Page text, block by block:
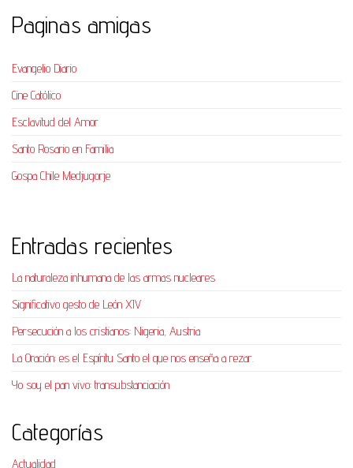
Paginas amigas
Evangelio Diario
Cine Católico
Esclavitud del Amor
Santo Rosario en Familia
Gospa Chile Medjugorje
Entradas recientes
La naturaleza inhumana de las armas nucleares
Significativo gesto de León XIV
Persecución a los cristianos: Nigeria, Austria
La Oración: es el Espíritu Santo el que nos enseña a rezar.
Yo soy el pan vivo: transubstanciación
Categorías
Actualidad